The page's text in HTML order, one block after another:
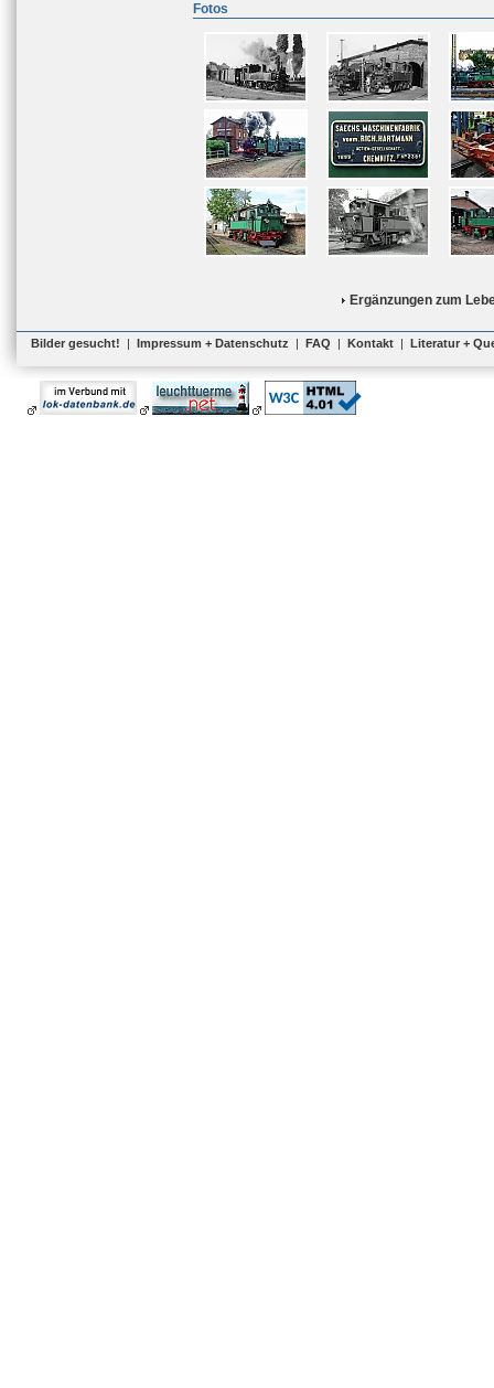
Fotos
Ergänzungen zum
Bilder gesucht! | Impressum + Datenschutz | FAQ | Kontakt | Literatur +